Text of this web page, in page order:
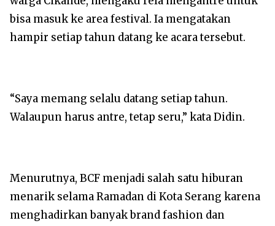
bisa masuk ke area festival. Ia mengatakan
hampir setiap tahun datang ke acara tersebut.
“Saya memang selalu datang setiap tahun.
Walaupun harus antre, tetap seru,” kata Didin.
Menurutnya, BCF menjadi salah satu hiburan
menarik selama Ramadan di Kota Serang karena
menghadirkan banyak brand fashion dan